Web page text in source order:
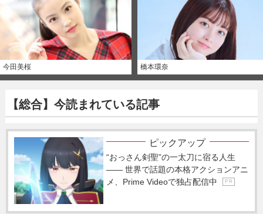
今田美桜 橋本環奈
【総合】今読まれている記事
ピックアップ
“おっさん剣聖”の一太刀に宿る人生
―― 世界で話題の本格アクションアニ
メ、Prime Videoで独占配信中
P R